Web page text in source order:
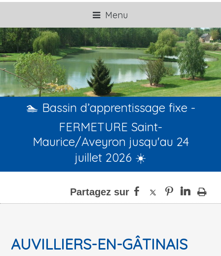
Menu
🏊 Bassin d’apprentissage fixe -
FERMETURE Saint-
Maurice/Aveyron jusqu'au 24
juillet 2026 ☀️
AUVILLIERS-EN-GÂTINAIS